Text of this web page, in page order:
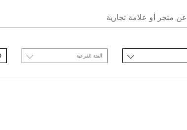
اﻟﻔﺌﺔ اﻟﻔﺮﻋﻴﺔ